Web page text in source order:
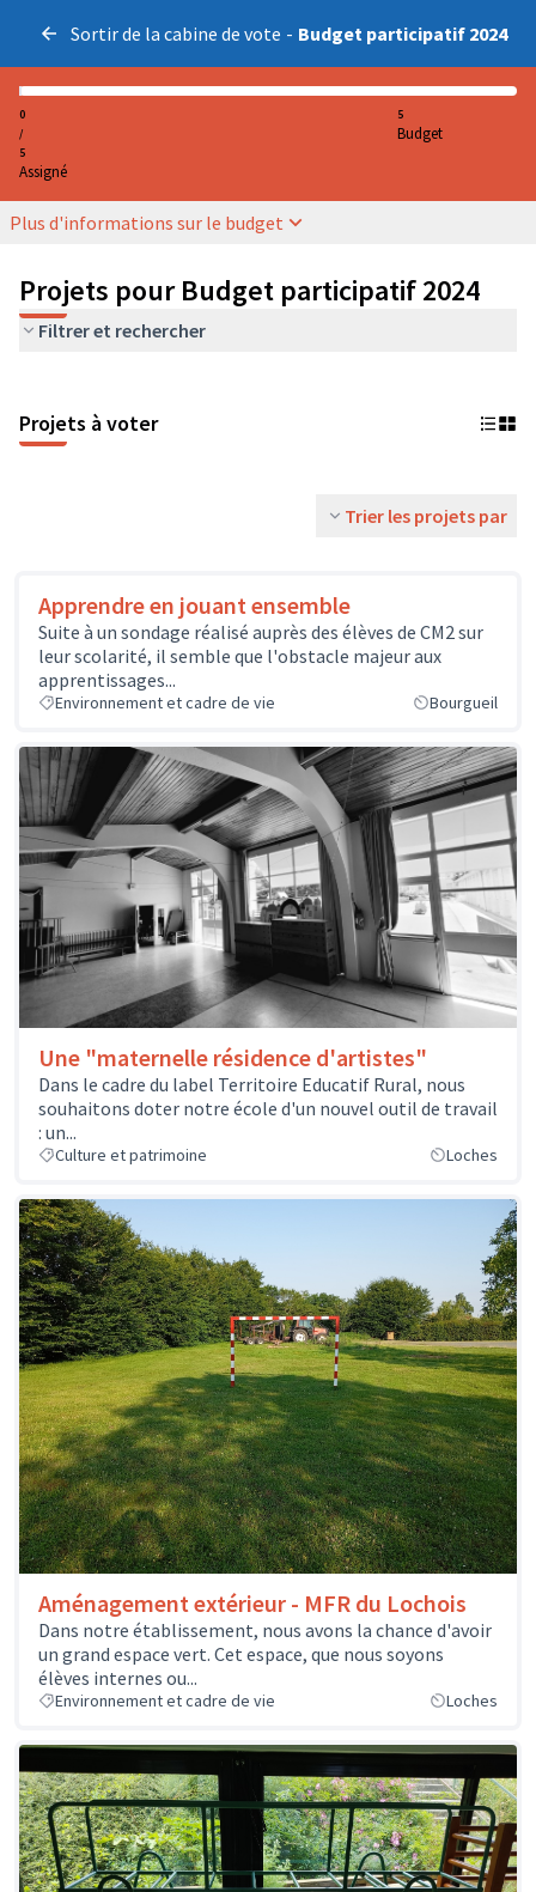
Sortir de la cabine de vote - Budget participatif 2024
0
/
5
Assigné
5
Budget
Plus d'informations sur le budget
Projets pour Budget participatif 2024
Filtrer et rechercher
Projets à voter
Trier les projets par
Apprendre en jouant ensemble
Suite à un sondage réalisé auprès des élèves de CM2 sur
leur scolarité, il semble que l'obstacle majeur aux
apprentissages...
Environnement et cadre de vie Bourgueil
Une "maternelle résidence d'artistes"
Dans le cadre du label Territoire Educatif Rural, nous
souhaitons doter notre école d'un nouvel outil de travail
: un...
Culture et patrimoine Loches
Aménagement extérieur - MFR du Lochois
Dans notre établissement, nous avons la chance d'avoir
un grand espace vert. Cet espace, que nous soyons
élèves internes ou...
Environnement et cadre de vie Loches